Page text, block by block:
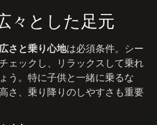
々とした足元
さと乗り心地は必須条件。シー
ェックし、リラックスして乗れ
う。特に子供と一緒に乗るな
さ、乗り降りのしやすさも重要